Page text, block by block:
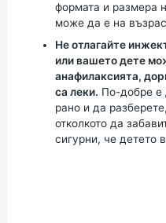
формата и размера
може да е на
Не отлагайте
или вашето дете
анафилаксията,
са леки. По-добре е
рано и да
отколкото да
сигурни, че детето